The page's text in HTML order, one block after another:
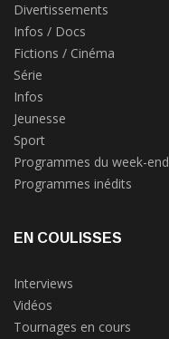
Divertissements
Infos / Docs
Fictions / Cinéma
Série
Infos
Jeunesse
Sport
Programmes du week-end
Programmes inédits
EN COULISSES
Interviews
Vidéos
Tournages en cours